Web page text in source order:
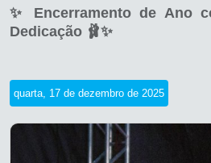
✨ Encerramento de Ano
Dedicação 🩰✨
quarta, 17 de dezembro de 2025